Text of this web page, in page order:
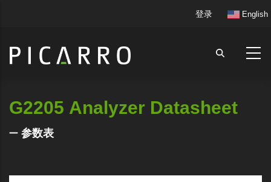
User
登录 English
G2205 Analyzer Datasheet
参数表